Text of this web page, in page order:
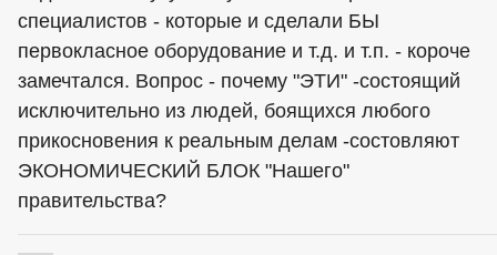
специалистов - которые и сделали БЫ
первокласное оборудование и т.д. и т.п. - короче
замечтался. Вопрос - почему "ЭТИ" -состоящий
исключительно из людей, боящихся любого
прикосновения к реальным делам -состовляют
ЭКОНОМИЧЕСКИЙ БЛОК "Нашего"
правительства?